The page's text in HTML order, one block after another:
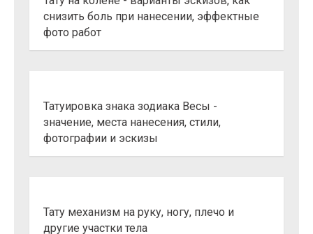
снизить боль при нанесении, эффектные
фото работ
Татуировка знака зодиака Весы -
значение, места нанесения, стили,
фотографии и эскизы
Тату механизм на руку, ногу, плечо и
другие участки тела